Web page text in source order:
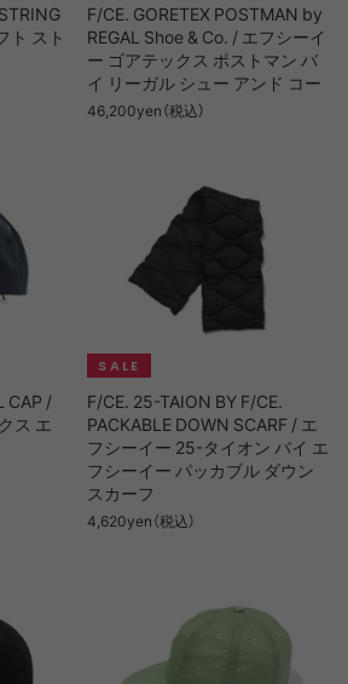
ト スト
F/CE. GORETEX POSTMAN by
REGAL Shoe & Co. / エフシーイ
ー ゴアテックス ポストマン バ
イ リーガル シュー アンド コー
46,200yen（税込）
CAP /
ス エ
F/CE. 25-TAION BY F/CE.
PACKABLE DOWN SCARF / エ
フシーイー 25-タイオン バイ エ
フシーイー パッカブル ダウン
スカーフ
4,620yen（税込）